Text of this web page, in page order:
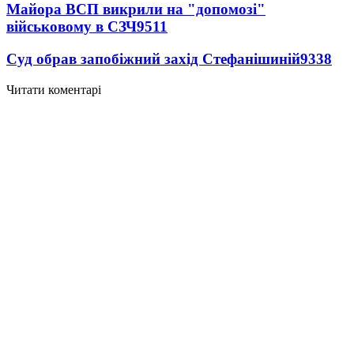
Майора ВСП викрили на "допомозі"
військовому в СЗЧ9511
Суд обрав запобіжний захід Стефанішиній9338
Читати коментарі